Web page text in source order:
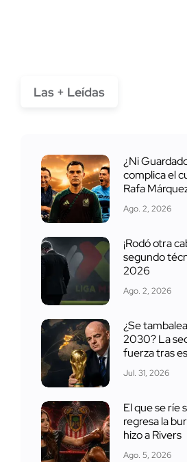
Las + Leídas
¿Ni
complica el
Rafa
Ago. 2, 2026
¡Rodó otra
segundo
2026
Ago. 2, 2026
¿Se
2030? La
fuerza tras
Jul. 31, 2026
El que se ríe
regresa la
hizo a Rivers
Ago. 5, 2026